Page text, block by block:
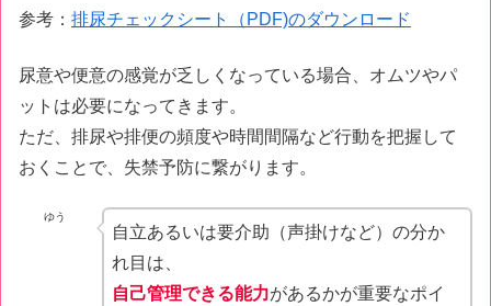
参考： 排尿チェックシート（PDF)のダウンロード
尿意や便意の感覚が乏しくなっている場合、オムツやパ
ットは必要になってきます。
ただ、排尿や排便の頻度や時間間隔など行動を把握して
おくことで、失禁予防に繋がります。
ゆう
自立あるいは要介助（声掛けなど）の分か
れ目は、
自己管理できる能力があるかが重要なポイ